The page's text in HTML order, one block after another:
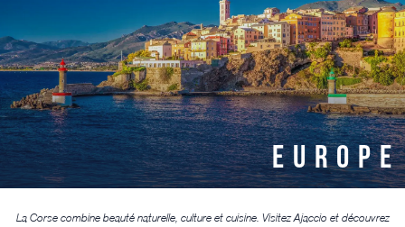
EUROPE
La Corse combine beauté naturelle, culture et cuisine. Visitez Ajaccio et découvrez